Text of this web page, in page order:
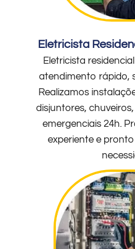
Eletricista
Eletricista
atendimento rápido,
Realizamos
disjuntores,
emergenciais 24h.
experiente e